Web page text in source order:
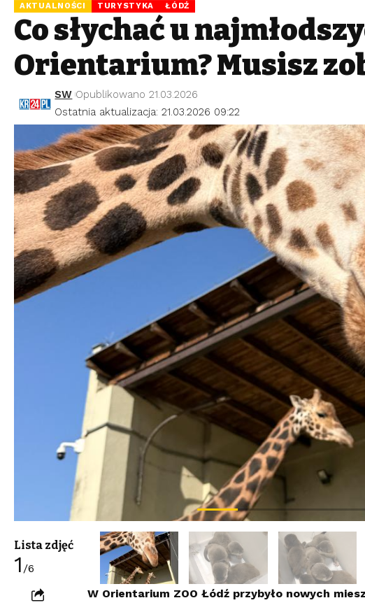
AKTUALNOŚCI TURYSTYKA ŁÓDŹ
Co słychać u
Orientarium? Musisz
Ostatnia aktualizacja: 21.03.2026 09:22
SW Opublikowano 21.03.2026
Lista zdjęć
1 /6
W Orientarium ZOO Łódź przybyło nowych